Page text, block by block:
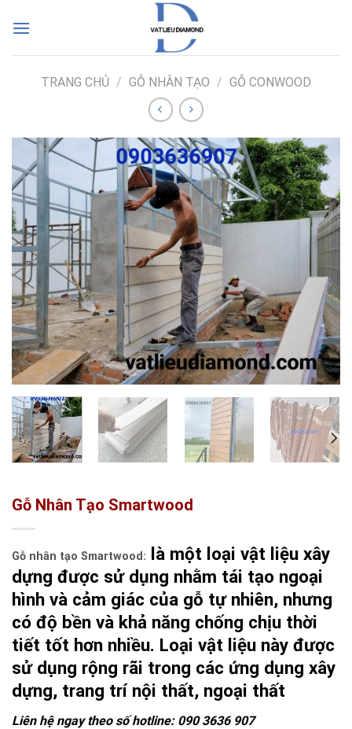
TRANG CHỦ / GỖ NHÂN TẠO / GỖ CONWOOD
Gỗ Nhân Tạo Smartwood
Gỗ nhân tạo Smartwood: là một loại vật liệu xây
dựng được sử dụng nhằm tái tạo ngoại
hình và cảm giác của gỗ tự nhiên, nhưng
có độ bền và khả năng chống chịu thời
tiết tốt hơn nhiều. Loại vật liệu này được
sử dụng rộng rãi trong các ứng dụng xây
dựng, trang trí nội thất, ngoại thất
Liên hệ ngay theo số hotline: 090 3636 907